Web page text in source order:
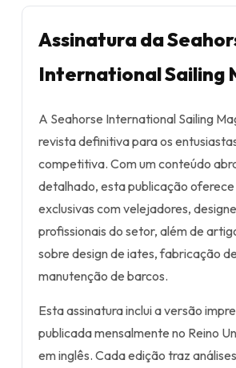
Assinatura da
International Sailing
A Seahorse International Sailing
revista definitiva para os
competitiva. Com um conteúdo
detalhado, esta publicação
exclusivas com velejadores,
profissionais do setor, além de
sobre design de iates, fabricação
manutenção de barcos.
Esta assinatura inclui a versão
publicada mensalmente no Reino
em inglês. Cada edição traz